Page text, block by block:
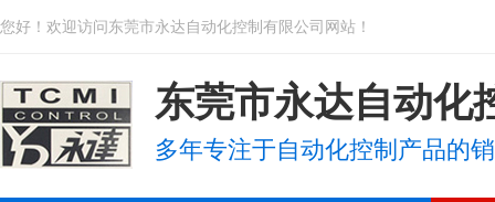
您好！欢迎访问东莞市永达自动化控制有限公司网站！
东莞市永达自动化
多年专注于自动化控制产品的